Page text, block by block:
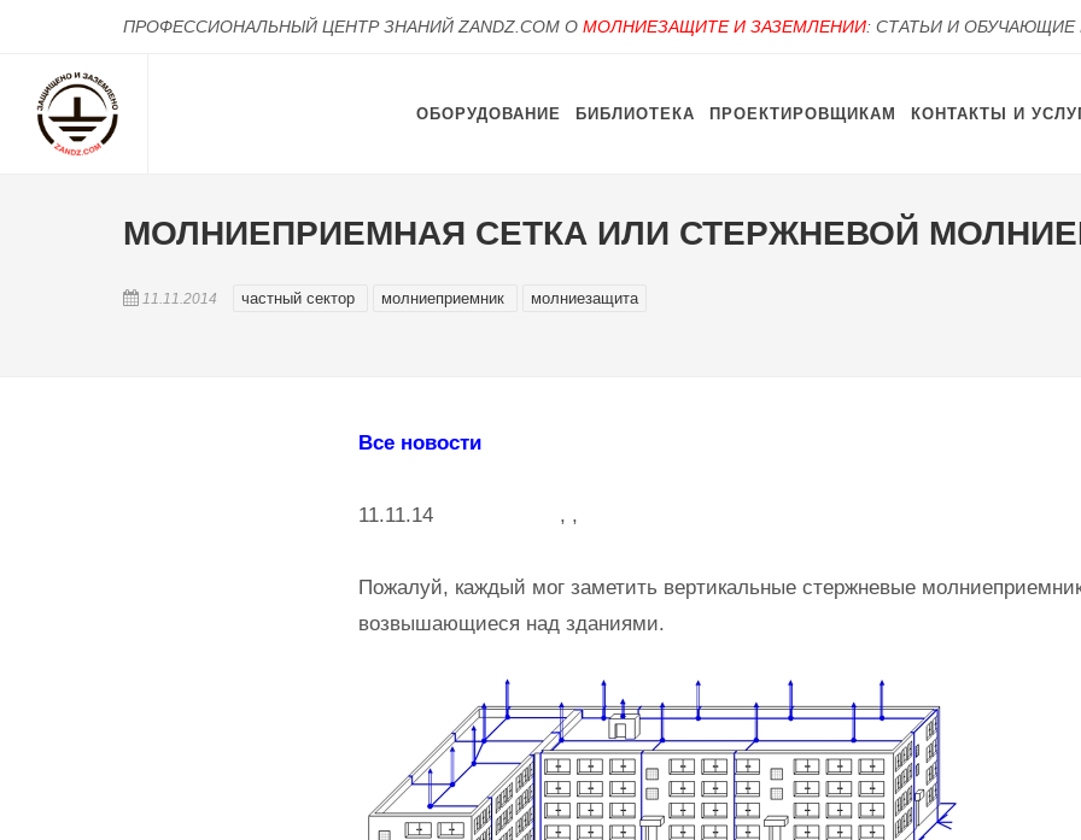
ПРОФЕССИОНАЛЬНЫЙ ЦЕНТР ЗНАНИЙ ZANDZ.COM О МОЛНИЕЗАЩИТЕ И ЗАЗЕМЛЕНИИ: СТАТЬИ И
ОБОРУДОВАНИЕ БИБЛИОТЕКА ПРОЕКТИРОВЩИКАМ КОНТАКТЫ И
МОЛНИЕПРИЕМНАЯ СЕТКА ИЛИ СТЕРЖНЕВОЙ
11.11.2014 частный сектор молниеприемник молниезащита
Все новости
11.11.14 , ,
Пожалуй, каждый мог заметить вертикальные стержневые
возвышающиеся над зданиями.